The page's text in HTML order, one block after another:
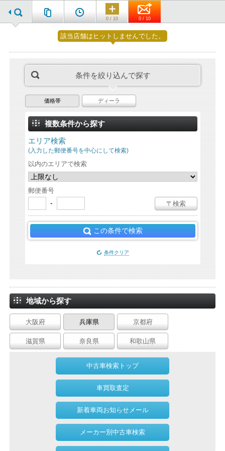
0 / 10 0 / 10
該当店舗はヒットしませんでした。
条件を絞り込んで探す
価格帯 ディーラ
複数条件から探す
エリア検索
(入力した郵便番号を中心にして検索)
以内のエリアで検索
郵便番号
- 〒検索
この条件で検索
条件クリア
地域から探す
大阪府 兵庫県 京都府
滋賀県 奈良県 和歌山県
中古車検索トップ
車買取査定
新着車両お知らせメール
メーカー別中古車検索